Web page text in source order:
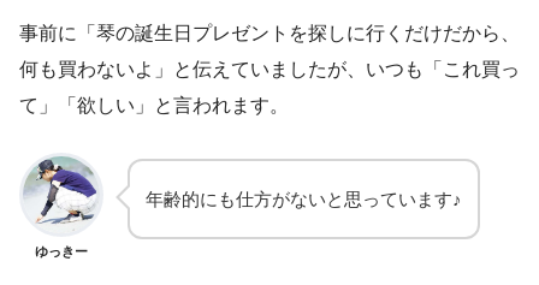
事前に「琴の誕生日プレゼントを探しに行くだけだから、
何も買わないよ」と伝えていましたが、いつも「これ買っ
て」「欲しい」と言われます。
ゆっきー
年齢的にも仕方がないと思っています♪